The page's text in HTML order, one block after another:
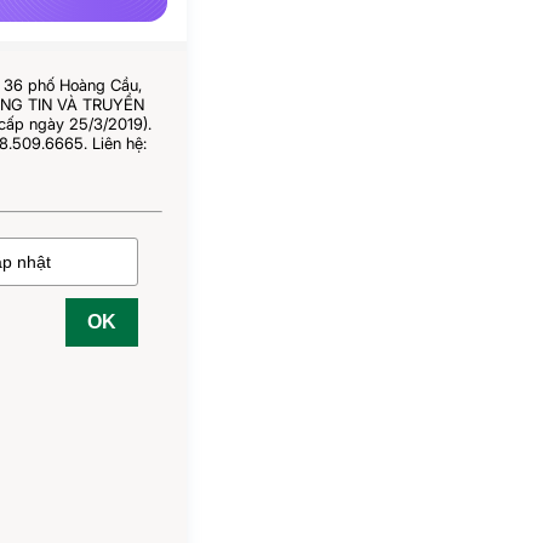
phố Hoàng Cầu,
TIN VÀ TRUYỀN
ngày 25/3/2019).
Liên hệ:
OK